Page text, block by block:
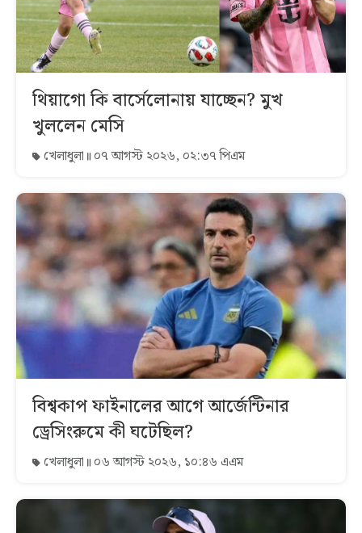
থিয়াগো কি বার্সেলোনায় যাচ্ছেন? মুখ
খুললেন মেসি
খেলাধুলা ০৭ আগস্ট ২০২৬, ০২:৩৭ পিএম
বিশ্বকাপ ফাইনালের আগে আর্জেন্টিনার
ড্রেসিংরুমে কী ঘটেছিল?
খেলাধুলা ০৬ আগস্ট ২০২৬, ১০:৪৬ এএম